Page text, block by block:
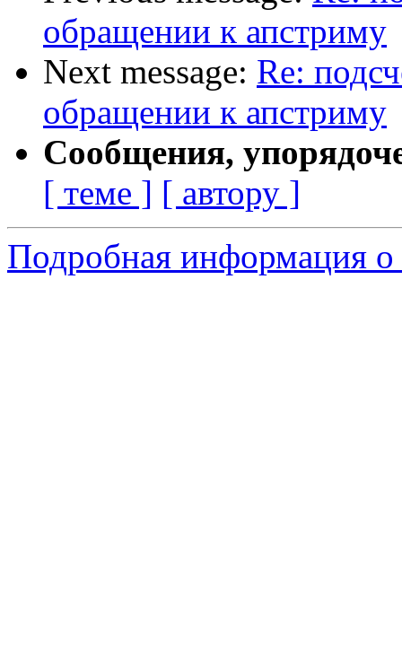
обращении к апстриму
Next message: Re:
обращении к апстриму
Сообщения,
[ теме ] [ автору ]
Подробная информация